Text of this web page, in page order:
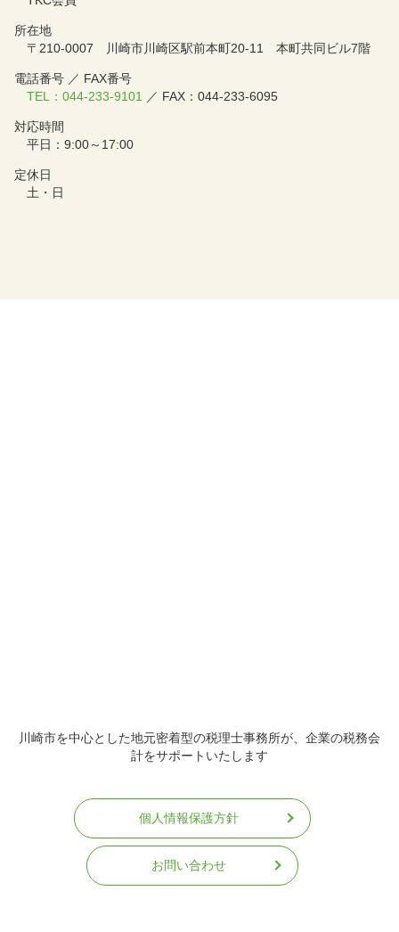
所在地
〒210-0007 川崎市川崎区駅前本町20-11 本町共同ビル7階
電話番号 ／ FAX番号
TEL：044-233-9101 ／ FAX：044-233-6095
対応時間
平日：9:00～17:00
定休日
土・日
川崎市を中心とした地元密着型の税理士事務所が、企業の税務会
計をサポートいたします
個人情報保護方針
お問い合わせ